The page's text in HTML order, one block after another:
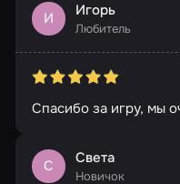
И Игорь
Любитель
Спасибо за игру, мы
С Света
Новичок